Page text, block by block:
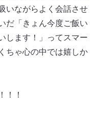
いながらよく会話させ
だ「きょん今度ご飯い
します！」ってスマー
ちゃ心の中では嬉しか
！！